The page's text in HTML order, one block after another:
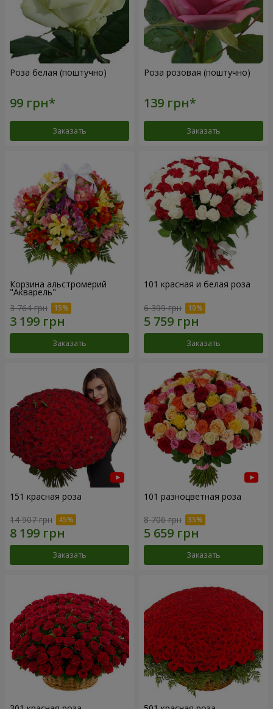
Роза белая (поштучно)
Заказать
Роза розовая (поштучно)
Заказать
Корзина альстромерий
"Акварель"
3 764 грн
Заказать
101 красная и белая роза
6 399 грн
Заказать
151 красная роза
14 907 грн
Заказать
101 разноцветная роза
8 706 грн
Заказать